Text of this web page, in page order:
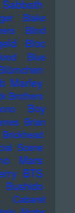
Blake
Blind
Bloc
Blue
Marley
Brothers
Boy
Brian
Brickhead
Scene
Mars
BTS
Bushido
Cabaret